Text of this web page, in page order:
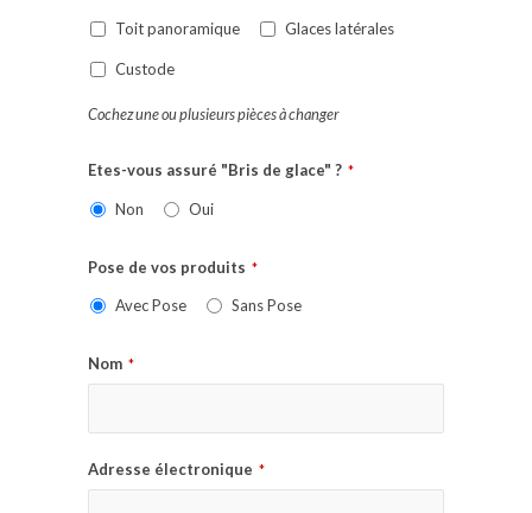
Toit panoramique Glaces latérales
Custode
Cochez une ou plusieurs pièces à changer
Etes-vous assuré "Bris de glace" ? *
Non Oui
Pose de vos produits *
Avec Pose Sans Pose
Nom *
Adresse électronique *